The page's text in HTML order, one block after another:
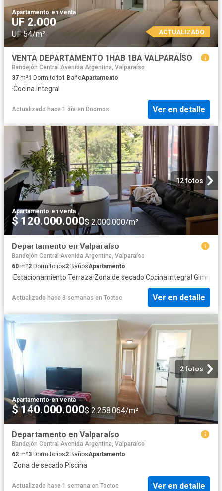
Apartamento·en venta
UF 2.000
UF 54/m² ACTUALIZADO
VENTA DEPARTAMENTO 1HAB 1BA VALPARAÍSO
Bandejón Central Avenida Argentina, Valparaíso
37 m²1 Dormitorio1 BañoApartamento
·Cocina integral
Actualizado hace 1 día en Doomos Ver en detalle
12 fotos
Apartamento·en venta
$ 120.000.000$ 2.000.000/m²
Departamento en Valparaíso
Bandejón Central Avenida Argentina, Valparaíso
60 m²2 Dormitorios2 BañosApartamento
·Estacionamiento·Terraza·Zona de secado·Cocina integral ·
Actualizado hace 3 semanas en Toctoc Ver en detalle
2 fotos
Apartamento·en venta
$ 140.000.000$ 2.258.064/m²
Departamento en Valparaíso
Bandejón Central Avenida Argentina, Valparaíso
62 m²3 Dormitorios2 BañosApartamento
·Zona de secado·Piscina
Actualizado hace 1 semana en Toctoc Ver en detalle